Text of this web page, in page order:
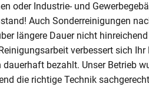
oder Industrie- und
Auch Sonderreinigungen
längere Dauer nicht
verbessert sich Ihr
bezahlt. Unser Betrieb
die richtige Technik